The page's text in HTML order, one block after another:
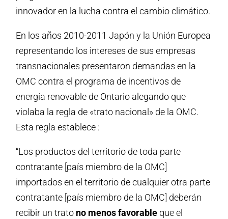
innovador en la lucha contra el cambio climático.
En los años 2010-2011 Japón y la Unión Europea
representando los intereses de sus empresas
transnacionales presentaron demandas en la
OMC contra el programa de incentivos de
energía renovable de Ontario alegando que
violaba la regla de «trato nacional» de la OMC.
Esta regla establece :
“Los productos del territorio de toda parte
contratante [país miembro de la OMC]
importados en el territorio de cualquier otra parte
contratante [país miembro de la OMC] deberán
recibir un trato no menos favorable que el